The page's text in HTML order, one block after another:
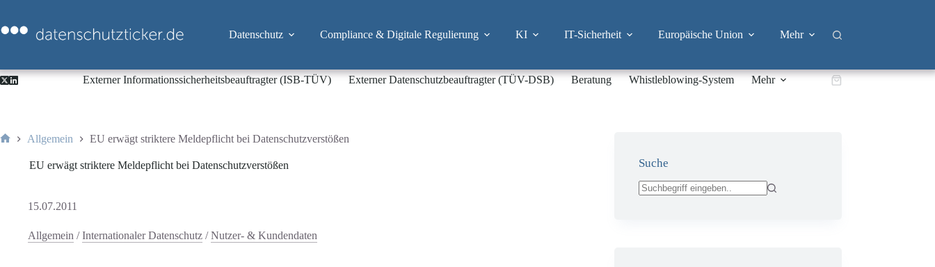
springen
Datenschutz Compliance & Digitale Regulierung KI IT-Sicherheit Europäische Union Mehr
Externer Informationssicherheitsbeauftragter (ISB-TÜV) Externer Datenschutzbeauftragter (TÜV-DSB) Beratung Whistleblowing-System Mehr Warenkorb
Allgemein EU erwägt striktere Meldepflicht bei Datenschutzverstößen
EU erwägt striktere Meldepflicht bei Datenschutzverstößen
15.07.2011
Allgemein /Internationaler Datenschutz /Nutzer- & Kundendaten
Suche